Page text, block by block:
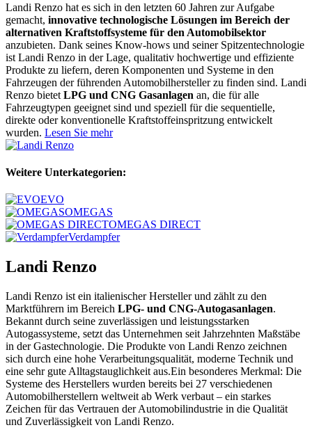
Landi Renzo hat es sich in den letzten 60 Jahren zur Aufgabe
gemacht, innovative technologische Lösungen im Bereich der
alternativen Kraftstoffsysteme für den Automobilsektor
anzubieten. Dank seines Know-hows und seiner Spitzentechnologie
ist Landi Renzo in der Lage, qualitativ hochwertige und effiziente
Produkte zu liefern, deren Komponenten und Systeme in den
Fahrzeugen der führenden Automobilhersteller zu finden sind. Landi
Renzo bietet LPG und CNG Gasanlagen an, die für alle
Fahrzeugtypen geeignet sind und speziell für die sequentielle,
direkte oder konventionelle Kraftstoffeinspritzung entwickelt
wurden. Lesen Sie mehr
Weitere Unterkategorien:
EVO
OMEGAS
OMEGAS DIRECT
Verdampfer
Landi Renzo
Landi Renzo ist ein italienischer Hersteller und zählt zu den
Marktführern im Bereich LPG- und CNG-Autogasanlagen.
Bekannt durch seine zuverlässigen und leistungsstarken
Autogassysteme, setzt das Unternehmen seit Jahrzehnten Maßstäbe
in der Gastechnologie. Die Produkte von Landi Renzo zeichnen
sich durch eine hohe Verarbeitungsqualität, moderne Technik und
eine sehr gute Alltagstauglichkeit aus.Ein besonderes Merkmal: Die
Systeme des Herstellers wurden bereits bei 27 verschiedenen
Automobilherstellern weltweit ab Werk verbaut – ein starkes
Zeichen für das Vertrauen der Automobilindustrie in die Qualität
und Zuverlässigkeit von Landi Renzo.